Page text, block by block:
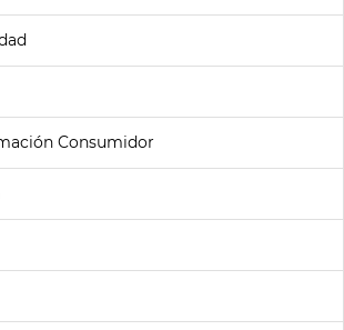
Consumidor